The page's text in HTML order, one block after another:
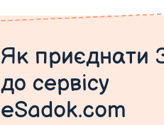
Як приєднати
до сервісу
eSadok.com